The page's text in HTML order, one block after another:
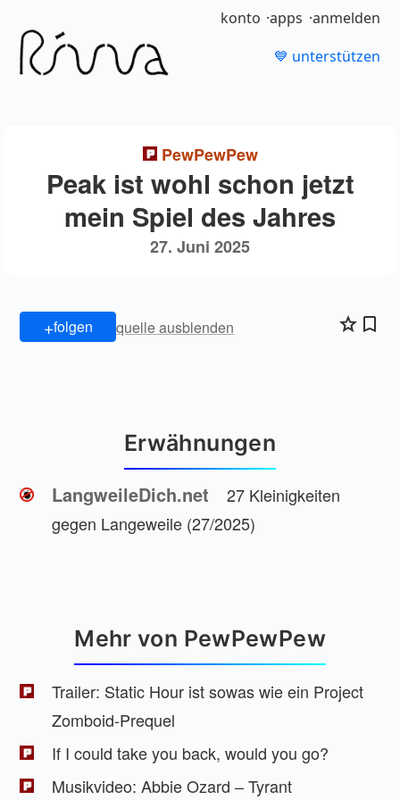
konto apps anmelden
💙 unterstützen
PewPewPew
Peak ist wohl schon jetzt
mein Spiel des Jahres
27. Juni 2025
+folgen quelle ausblenden
Erwähnungen
LangweileDich.net
27 Kleinigkeiten
gegen Langeweile (27/2025)
Mehr von PewPewPew
Trailer: Static Hour ist sowas wie ein Project
Zomboid-Prequel
If I could take you back, would you go?
Musikvideo: Abbie Ozard – Tyrant